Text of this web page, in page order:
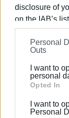
disclosure of
on the IAB’s
information
on theIAB’s
further
Please note
Google
behaviour.
Personal
Outs
I want to
personal
Opted In
I want to
Personal
Εργάζεται